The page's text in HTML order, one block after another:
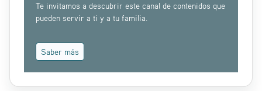
Te invitamos a descubrir este canal de contenidos que
pueden servir a ti y a tu familia.
Saber más